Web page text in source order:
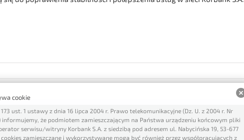
cookie
ust. 1 ustawy z dnia 16 lipca 2004 r. Prawo telekomunikacyjne (Dz. U. z 2004 r. Nr
informujemy, że podmiotem zamieszczającym na Państwa urządzeniu końcowym pliki
serwisu/witryny Korbank S.A. z siedzibą pod adresem ul. Nabycińska 19, 53-677
zamieszczane i wykorzystywane mogą być również przez współpracujących z